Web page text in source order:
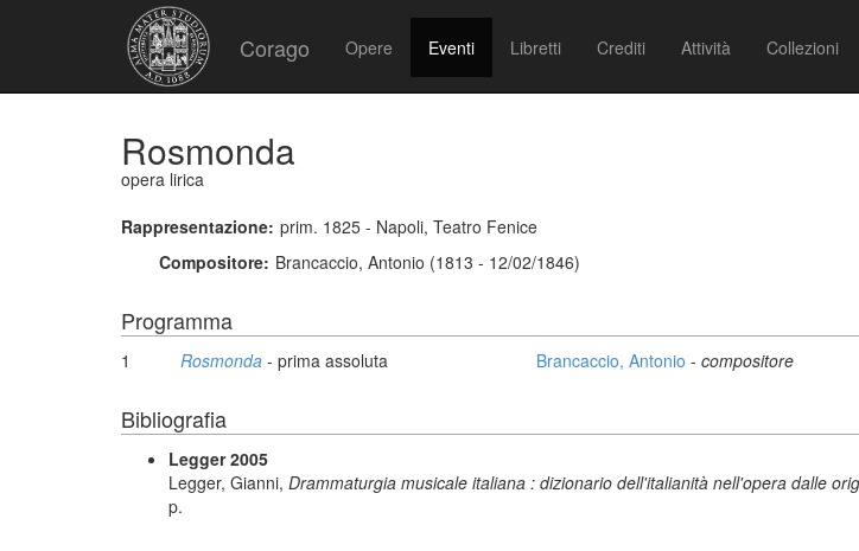
Corago Opere Eventi Libretti Crediti Attività Collezioni
Rosmonda
opera lirica
Rappresentazione: prim. 1825 - Napoli, Teatro Fenice
Compositore: Brancaccio, Antonio (1813 - 12/02/1846)
Programma
1 Rosmonda - prima assoluta Brancaccio, Antonio - compositore
Bibliografia
Legger 2005
Legger, Gianni, Drammaturgia musicale italiana : dizionario dell'italianità nell'opera dalle
p.